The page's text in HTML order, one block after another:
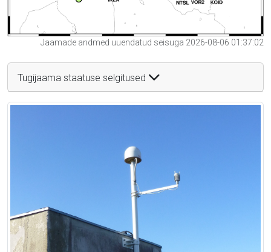
Jaamade andmed uuendatud seisuga 2026-08-06 01:37:02
Tugijaama staatuse selgitused